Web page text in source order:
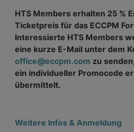
HTS Members erhalten 25 %
Ticketpreis für das ECCPM
Interessierte HTS Members
eine kurze E-Mail unter dem
office@eccpm.com zu
ein individueller Promocode
übermittelt.
Weitere Infos & Anmeldung